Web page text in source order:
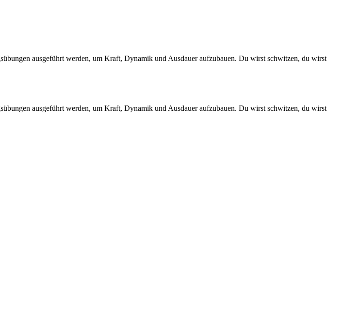
ausgeführt werden, um Kraft, Dynamik und Ausdauer aufzubauen. Du wirst schwitzen, du wirst
ausgeführt werden, um Kraft, Dynamik und Ausdauer aufzubauen. Du wirst schwitzen, du wirst